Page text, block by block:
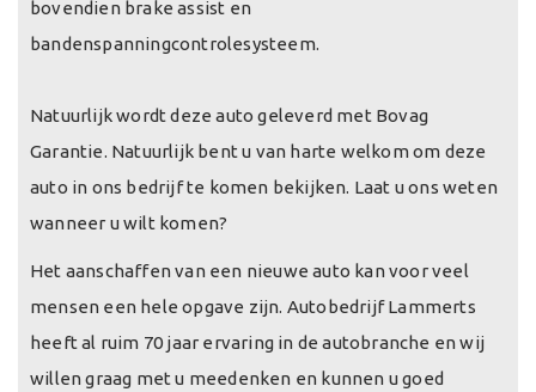
bovendien brake assist en
bandenspanningcontrolesysteem.
Natuurlijk wordt deze auto geleverd met Bovag
Garantie. Natuurlijk bent u van harte welkom om deze
auto in ons bedrijf te komen bekijken. Laat u ons weten
wanneer u wilt komen?
Het aanschaffen van een nieuwe auto kan voor veel
mensen een hele opgave zijn. Autobedrijf Lammerts
heeft al ruim 70 jaar ervaring in de autobranche en wij
willen graag met u meedenken en kunnen u goed